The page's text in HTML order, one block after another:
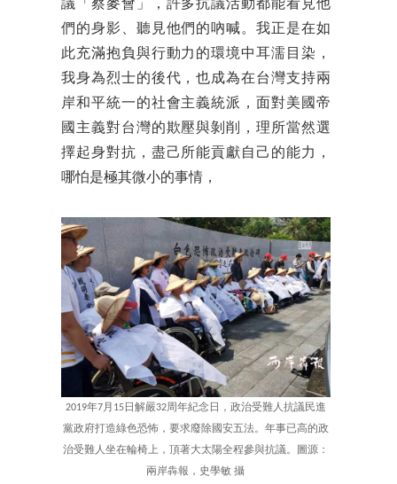
議「蔡麥會」，許多抗議活動都能看見他
們的身影、聽見他們的吶喊。我正是在如
此充滿抱負與行動力的環境中耳濡目染，
我身為烈士的後代，也成為在台灣支持兩
岸和平統一的社會主義統派，面對美國帝
國主義對台灣的欺壓與剝削，理所當然選
擇起身對抗，盡己所能貢獻自己的能力，
哪怕是極其微小的事情，
2019年7月15日解嚴32周年紀念日，政治受難人抗議民進
黨政府打造綠色恐怖，要求廢除國安五法。年事已高的政
治受難人坐在輪椅上，頂著大太陽全程參與抗議。圖源：
兩岸犇報，史學敏 攝